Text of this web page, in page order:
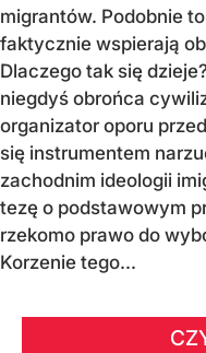
migrantów. Podobnie
faktycznie wspierają
Dlaczego tak się
niegdyś obrońca
organizator oporu
się instrumentem
zachodnim ideologii
tezę o podstawowym
rzekomo prawo do
Korzenie tego...